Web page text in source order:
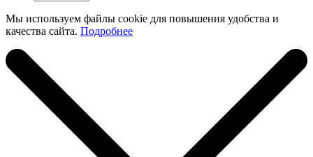
Мы используем файлы cookie для повышения удобства и
качества сайта. Подробнее